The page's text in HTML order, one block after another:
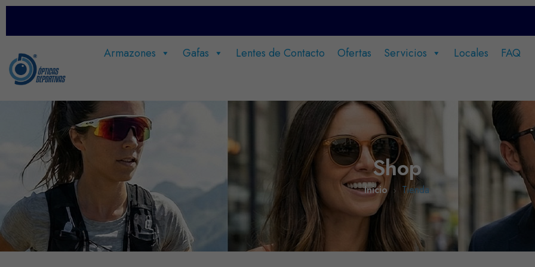
Armazones Gafas Lentes de Contacto Ofertas Servicios Locales FAQ
Shop
Inicio Tienda